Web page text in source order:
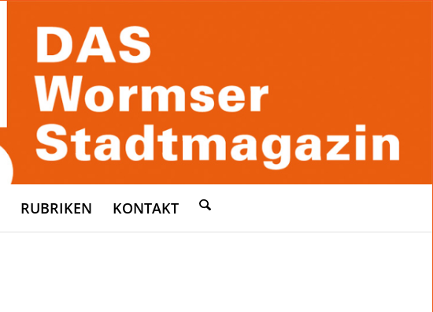
RUBRIKEN KONTAKT